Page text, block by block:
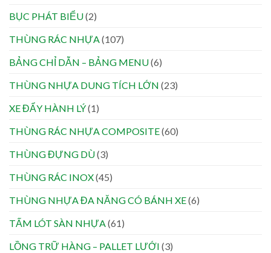
BỤC PHÁT BIỂU(2)
THÙNG RÁC NHỰA(107)
BẢNG CHỈ DẪN – BẢNG MENU(6)
THÙNG NHỰA DUNG TÍCH LỚN (23)
XE ĐẨY HÀNH LÝ(1)
THÙNG RÁC NHỰA COMPOSITE(60)
THÙNG ĐỰNG DÙ(3)
THÙNG RÁC INOX(45)
THÙNG NHỰA ĐA NĂNG CÓ BÁNH XE(6)
TẤM LÓT SÀN NHỰA(61)
LỒNG TRỮ HÀNG – PALLET LƯỚI (3)